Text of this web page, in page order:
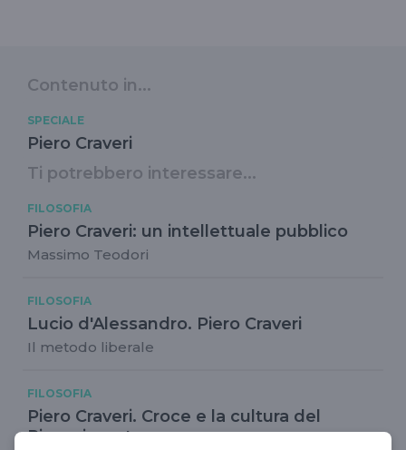
Contenuto in...
SPECIALE
Piero Craveri
Ti potrebbero interessare...
FILOSOFIA
Piero Craveri: un intellettuale pubblico
Massimo Teodori
FILOSOFIA
Lucio d'Alessandro. Piero Craveri
Il metodo liberale
FILOSOFIA
Piero Craveri. Croce e la cultura del
Rinascimento